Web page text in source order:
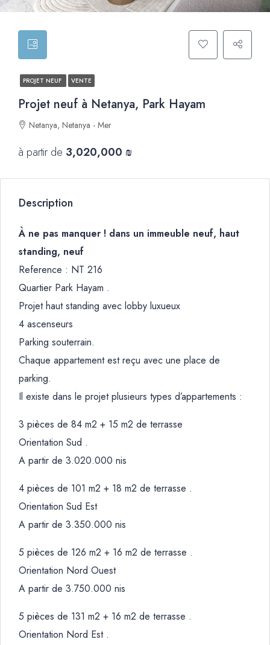
PROJET NEUF VENTE
Projet neuf à Netanya, Park Hayam
Netanya, Netanya - Mer
à partir de 3,020,000 ₪
Description
À ne pas manquer ! dans un immeuble neuf, haut
standing, neuf
Reference : NT 216
Quartier Park Hayam .
Projet haut standing avec lobby luxueux
4 ascenseurs
Parking souterrain.
Chaque appartement est reçu avec une place de
parking.
Il existe dans le projet plusieurs types d’appartements :
3 pièces de 84 m2 + 15 m2 de terrasse
Orientation Sud .
A partir de 3.020.000 nis
4 pièces de 101 m2 + 18 m2 de terrasse .
Orientation Sud Est
A partir de 3.350.000 nis
5 pièces de 126 m2 + 16 m2 de terrasse .
Orientation Nord Ouest
A partir de 3.750.000 nis
5 pièces de 131 m2 + 16 m2 de terrasse .
Orientation Nord Est .